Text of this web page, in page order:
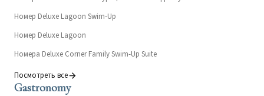
Номер Deluxe Lagoon Swim-Up
Номер Deluxe Lagoon
Номера Deluxe Corner Family Swim-Up Suite
Посмотреть все
Gastronomy